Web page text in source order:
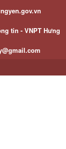
tin - VNPT Hưng